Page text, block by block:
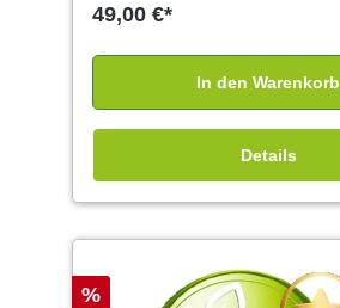
49,00 €*
In den Warenkorb
Details
%